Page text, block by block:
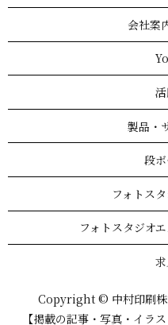
会社案
製品・
段
フォトス
フォトスタジオ
Copyright © 中村印刷
【掲載の記事・写真・イラ